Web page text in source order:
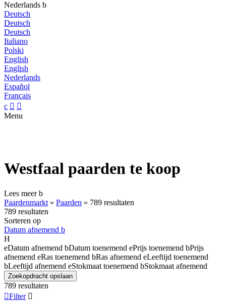
Nederlands b
Deutsch
Deutsch
Deutsch
Italiano
Polski
English
English
Nederlands
Español
Français
c  
Menu
Westfaal paarden te koop
Lees meerb
Paardenmarkt » Paarden » 789 resultaten
789 resultaten
Sorteren op
Datum afnemend b
H
eDatum afnemend bDatum toenemend ePrijs toenemend bPrijs
afnemend eRas toenemend bRas afnemend eLeeftijd toenemend
bLeeftijd afnemend eStokmaat toenemend bStokmaat afnemend
Zoekopdracht opslaan
789 resultaten
Filter 